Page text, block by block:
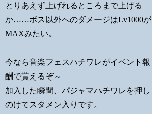
とりあえず上げれるところまで上げる
か……ボス以外へのダメージはLv1000が
MAXみたい。
今なら音楽フェスハチワレがイベント報
酬で貰えるぞ～
加入した瞬間、パジャマハチワレを押し
のけてスタメン入りです。